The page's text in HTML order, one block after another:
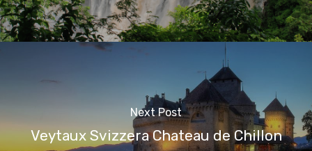
Next Post
Veytaux Svizzera Chateau de Chillon